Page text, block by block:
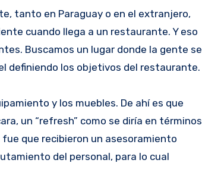
tanto en Paraguay o en el extranjero,
cuando llega a un restaurante. Y eso
Buscamos un lugar donde la gente se
definiendo los objetivos del restaurante.
y los muebles. De ahí es que
un “refresh” como se diría en términos
que recibieron un asesoramiento
del personal, para lo cual